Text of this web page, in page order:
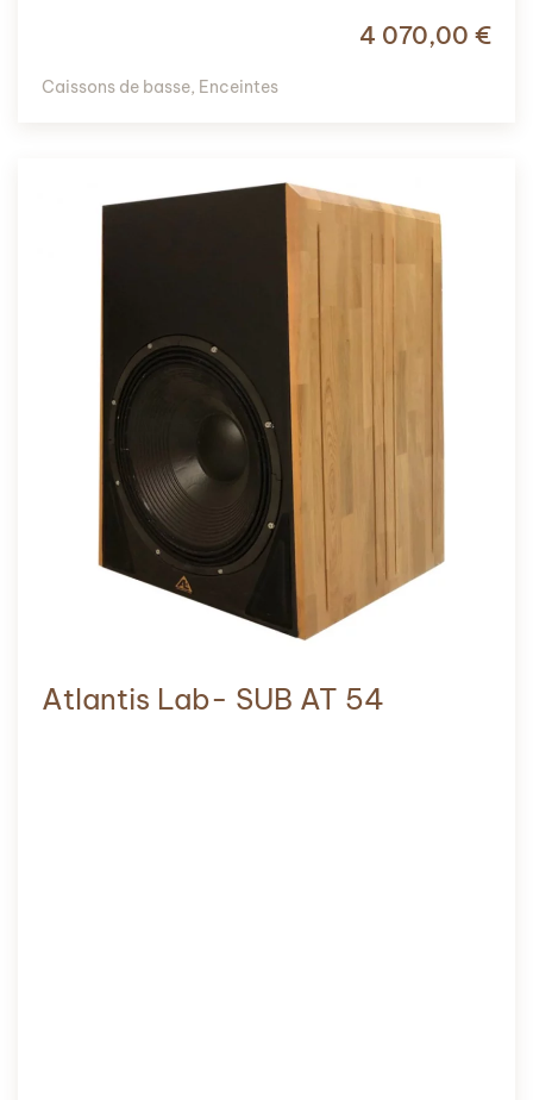
4 070,00 €
Caissons de basse, Enceintes
Atlantis Lab- SUB AT 54